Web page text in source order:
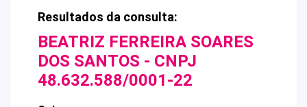
Resultados da consulta:
BEATRIZ FERREIRA SOARES
DOS SANTOS - CNPJ
48.632.588/0001-22